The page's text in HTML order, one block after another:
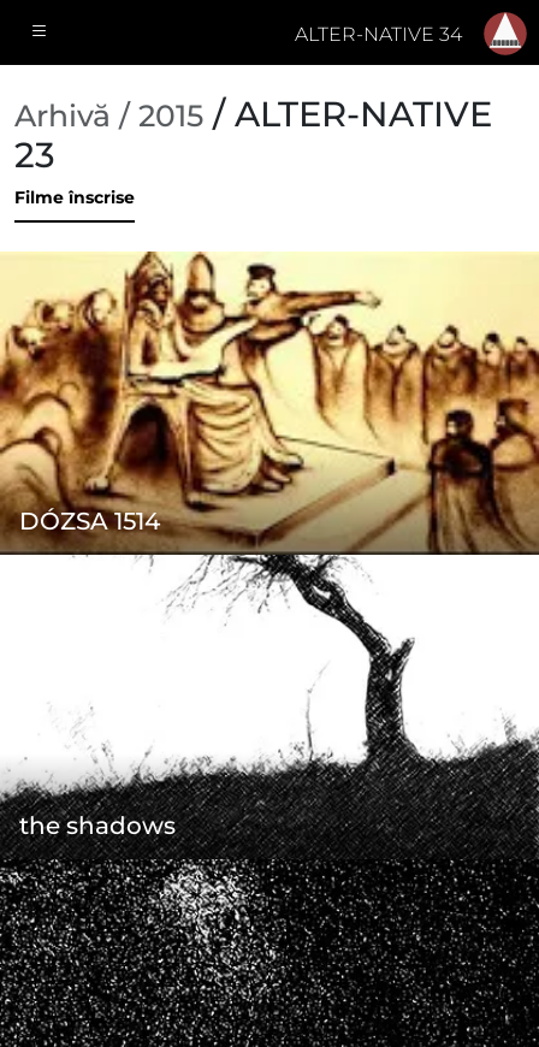
ALTER-NATIVE 34
Arhivă / 2015 / ALTER-NATIVE
23
Filme înscrise
DÓZSA 1514
the shadows